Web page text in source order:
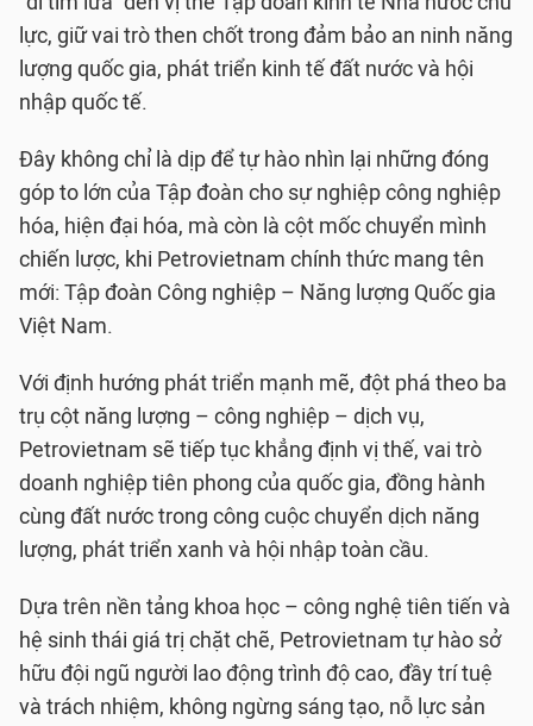
lực, giữ vai trò then chốt trong đảm bảo an ninh năng
lượng quốc gia, phát triển kinh tế đất nước và hội
nhập quốc tế.
Đây không chỉ là dịp để tự hào nhìn lại những đóng
góp to lớn của Tập đoàn cho sự nghiệp công nghiệp
hóa, hiện đại hóa, mà còn là cột mốc chuyển mình
chiến lược, khi Petrovietnam chính thức mang tên
mới: Tập đoàn Công nghiệp – Năng lượng Quốc gia
Việt Nam.
Với định hướng phát triển mạnh mẽ, đột phá theo ba
trụ cột năng lượng – công nghiệp – dịch vụ,
Petrovietnam sẽ tiếp tục khẳng định vị thế, vai trò
doanh nghiệp tiên phong của quốc gia, đồng hành
cùng đất nước trong công cuộc chuyển dịch năng
lượng, phát triển xanh và hội nhập toàn cầu.
Dựa trên nền tảng khoa học – công nghệ tiên tiến và
hệ sinh thái giá trị chặt chẽ, Petrovietnam tự hào sở
hữu đội ngũ người lao động trình độ cao, đầy trí tuệ
và trách nhiệm, không ngừng sáng tạo, nỗ lực sản